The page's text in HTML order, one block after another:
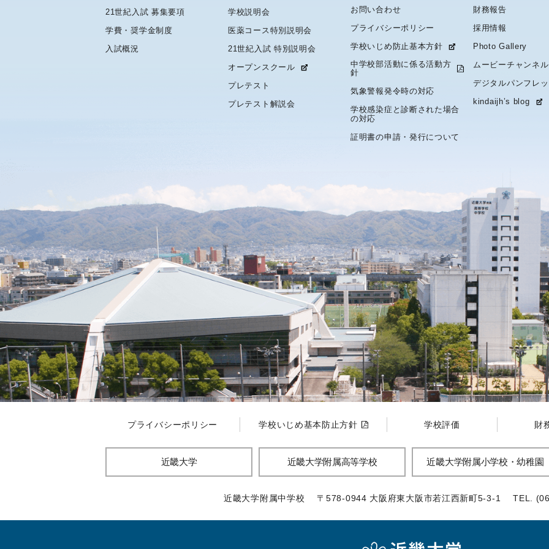
21世紀入試 募集要項
学費・奨学金制度
入試概況
学校説明会
医薬コース特別説明会
21世紀入試 特別説明会
オープンスクール
プレテスト
プレテスト解説会
お問い合わせ
プライバシーポリシー
学校いじめ防止基本方針
中学校部活動に係る活動方
針
気象警報発令時の対応
学校感染症と診断された場合
の対応
証明書の申請・発行について
財務報告
採用情報
Photo Gallery
ムービーチャンネル
デジタルパンフレ
kindaijh’s blog
プライバシーポリシー 学校いじめ基本防止方針 学校評価 財
近畿大学 近畿大学附属高等学校 近畿大学附属小学校・幼稚園
近畿大学附属中学校 〒578-0944 大阪府東大阪市若江西新町5-3-1 TEL.